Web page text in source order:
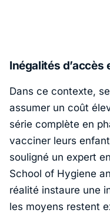
Inégalités
Dans ce contexte,
assumer un coût
série complète en
vacciner leurs
souligné un expert
School of Hygiene
réalité instaure une
les moyens restent